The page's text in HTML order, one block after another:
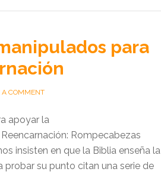
para
A COMMENT
apoyar la
Rompecabezas
insisten en que la Biblia enseña la
probar su punto citan una serie de